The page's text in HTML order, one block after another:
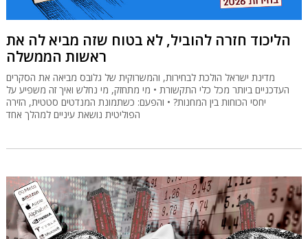
הליכוד חזרה להוביל, לא בטוח שזה מביא לה את
ראשות הממשלה
מדינת ישראל הולכת לבחירות, והמשרוקית של גלובס מביאה את הסקרים
העדכניים ביותר מכל כלי התקשורת • מי מתחזק, מי נחלש ואיך זה משפיע על
יחסי הכוחות בין המחנות? • והפעם: כשתמונת המנדטים סטטית, הזירה
הפוליטית נושאת עיניים למהלך אחד